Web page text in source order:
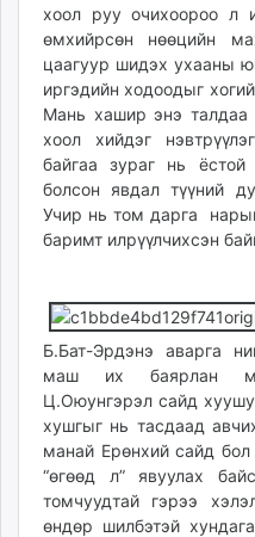
хоол руу очихоороо л
өмхийрсөн нөөцийн
цаагуур шидэх ухааны
иргэдийн ходоодыг
Мань хашир энэ
хоол хийдэг
байгаа зураг нь
болсон явдал түүний
Учир нь том дарга
баримт илрүүлчихсэн
Б.Бат-Эрдэнэ аварга
маш их баярлан
Ц.Оюунгэрэл сайд
хушгыг нь тасдаад
манай Ерөнхий сайд
“өгөөд л” явуулах
томчуудтай гэрээ
өндөр шилбэтэй